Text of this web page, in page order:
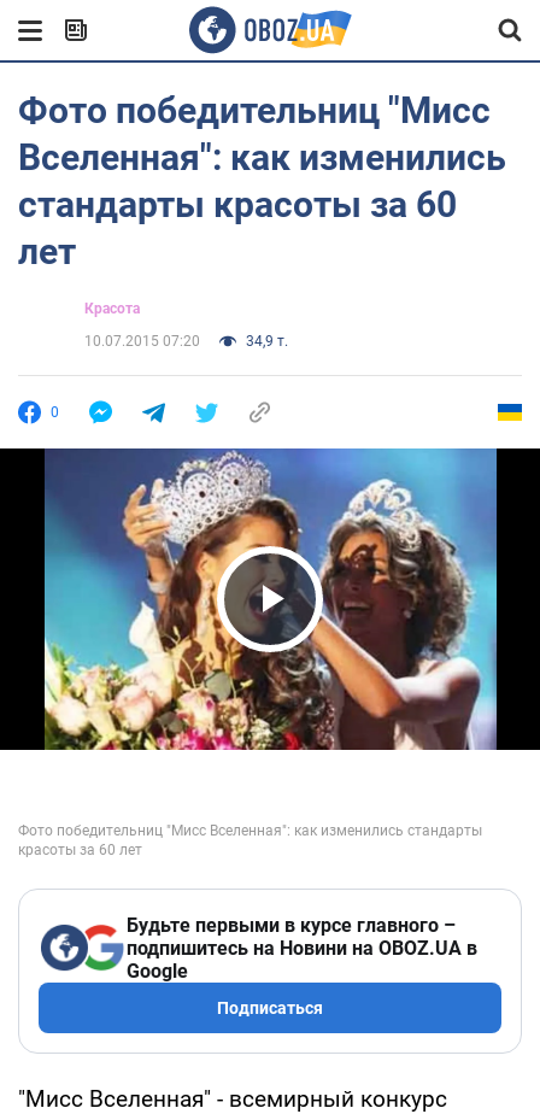
Фото победительниц "Мисс
Вселенная": как изменились
стандарты красоты за 60
лет
Красота
10.07.2015 07:20
34,9 т.
0
Play Video
Будьте первыми в курсе главного –
подпишитесь на Новини на OBOZ.UA в
Google
Подписаться
"Мисс Вселенная" - всемирный конкурс